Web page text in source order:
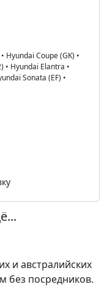
• Hyundai Coupe (GK) •
• Hyundai Elantra •
Sonata (EF) •
и австралийских
без посредников.